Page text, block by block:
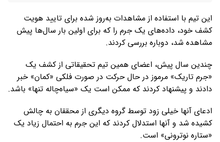
این تیم با استفاده از مشاهدات به‌روز شده برای تایید هویت
کشف خود، داده‌های یک جرم را که برای اولین بار سال‌ها پیش
مشاهده شد، دوباره بررسی کردند.
چندین سال پیش، اعضای همین تیم تحقیقاتی از کشف یک
«جرم تاریک» مرموز در حال حرکت در صورت فلکی «کمان» خبر
دادند و پیشنهاد کردند که ممکن است یک «سیاه‌چاله تنها» باشد.
ادعای آنها خیلی زود توسط گروه دیگری از محققان به چالش
کشیده شد و آنها استدلال کردند که این جرم به احتمال زیاد یک
«ستاره نوترونی» است.